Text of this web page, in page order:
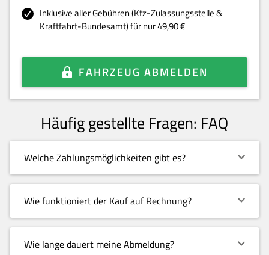
Inklusive aller Gebühren (Kfz-Zulassungsstelle &
Kraftfahrt-Bundesamt) für nur 49,90 €
FAHRZEUG ABMELDEN
Häufig gestellte Fragen: FAQ
Welche Zahlungsmöglichkeiten gibt es?
Wie funktioniert der Kauf auf Rechnung?
Wie lange dauert meine Abmeldung?